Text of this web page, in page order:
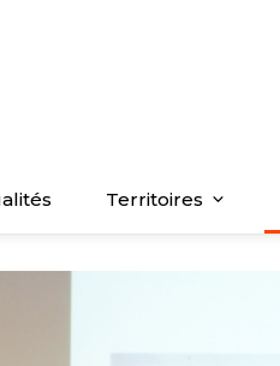
Territoires